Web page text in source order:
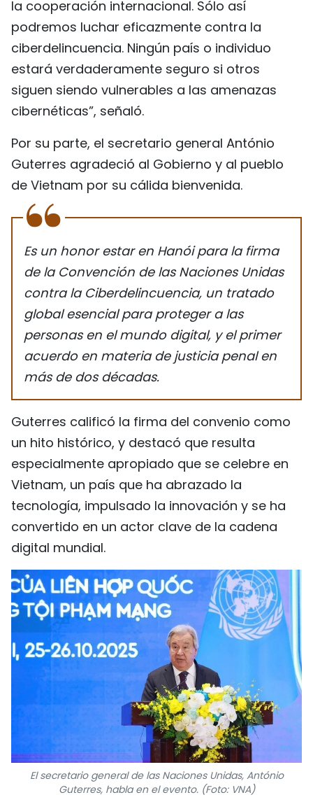
la cooperación internacional. Sólo así
podremos luchar eficazmente contra la
ciberdelincuencia. Ningún país o individuo
estará verdaderamente seguro si otros
siguen siendo vulnerables a las amenazas
cibernéticas”, señaló.
Por su parte, el secretario general António
Guterres agradeció al Gobierno y al pueblo
de Vietnam por su cálida bienvenida.
Es un honor estar en Hanói para la firma
de la Convención de las Naciones Unidas
contra la Ciberdelincuencia, un tratado
global esencial para proteger a las
personas en el mundo digital, y el primer
acuerdo en materia de justicia penal en
más de dos décadas.
Guterres calificó la firma del convenio como
un hito histórico, y destacó que resulta
especialmente apropiado que se celebre en
Vietnam, un país que ha abrazado la
tecnología, impulsado la innovación y se ha
convertido en un actor clave de la cadena
digital mundial.
El secretario general de las Naciones Unidas, António
Guterres, habla en el evento. (Foto: VNA)